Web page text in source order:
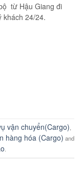
từ Hậu Giang đi
khách 24/24.
vận chuyển(Cargo),
hàng hóa (Cargo) and
.